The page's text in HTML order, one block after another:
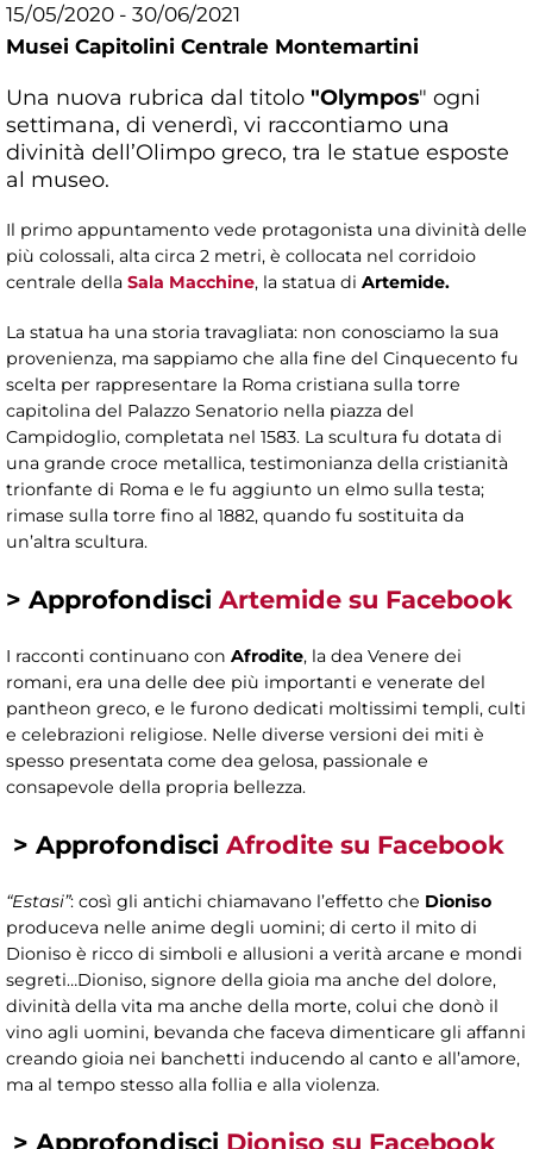
15/05/2020 - 30/06/2021
Musei Capitolini Centrale Montemartini
Una nuova rubrica dal titolo "Olympos" ogni
settimana, di venerdì, vi raccontiamo una
divinità dell’Olimpo greco, tra le statue esposte
al museo.
Il primo appuntamento vede protagonista una divinità delle
più colossali, alta circa 2 metri, è collocata nel corridoio
centrale della Sala Macchine, la statua di Artemide.
La statua ha una storia travagliata: non conosciamo la sua
provenienza, ma sappiamo che alla fine del Cinquecento fu
scelta per rappresentare la Roma cristiana sulla torre
capitolina del Palazzo Senatorio nella piazza del
Campidoglio, completata nel 1583. La scultura fu dotata di
una grande croce metallica, testimonianza della cristianità
trionfante di Roma e le fu aggiunto un elmo sulla testa;
rimase sulla torre fino al 1882, quando fu sostituita da
un’altra scultura.
> Approfondisci Artemide su Facebook
I racconti continuano con Afrodite, la dea Venere dei
romani, era una delle dee più importanti e venerate del
pantheon greco, e le furono dedicati moltissimi templi, culti
e celebrazioni religiose. Nelle diverse versioni dei miti è
spesso presentata come dea gelosa, passionale e
consapevole della propria bellezza.
> Approfondisci Afrodite su Facebook
“Estasi”: così gli antichi chiamavano l’effetto che Dioniso
produceva nelle anime degli uomini; di certo il mito di
Dioniso è ricco di simboli e allusioni a verità arcane e mondi
segreti…Dioniso, signore della gioia ma anche del dolore,
divinità della vita ma anche della morte, colui che donò il
vino agli uomini, bevanda che faceva dimenticare gli affanni
creando gioia nei banchetti inducendo al canto e all’amore,
ma al tempo stesso alla follia e alla violenza.
> Approfondisci Dioniso su Facebook